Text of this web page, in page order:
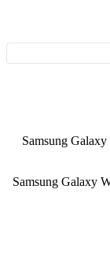
/ Samsung
Samsung